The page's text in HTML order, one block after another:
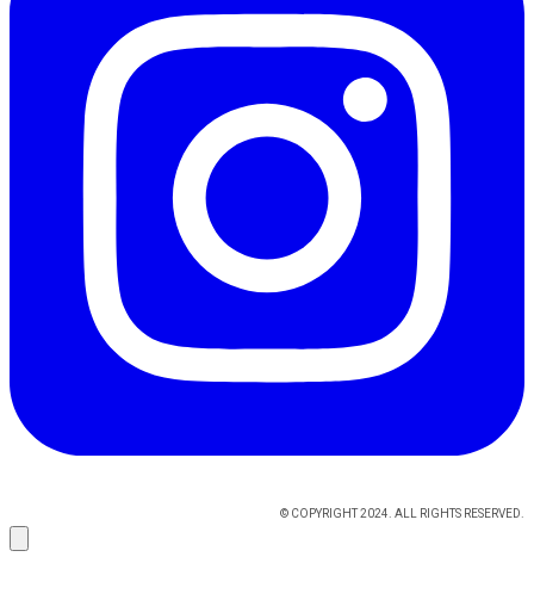
© COPYRIGHT 2024. ALL RIGHTS RESERVED.